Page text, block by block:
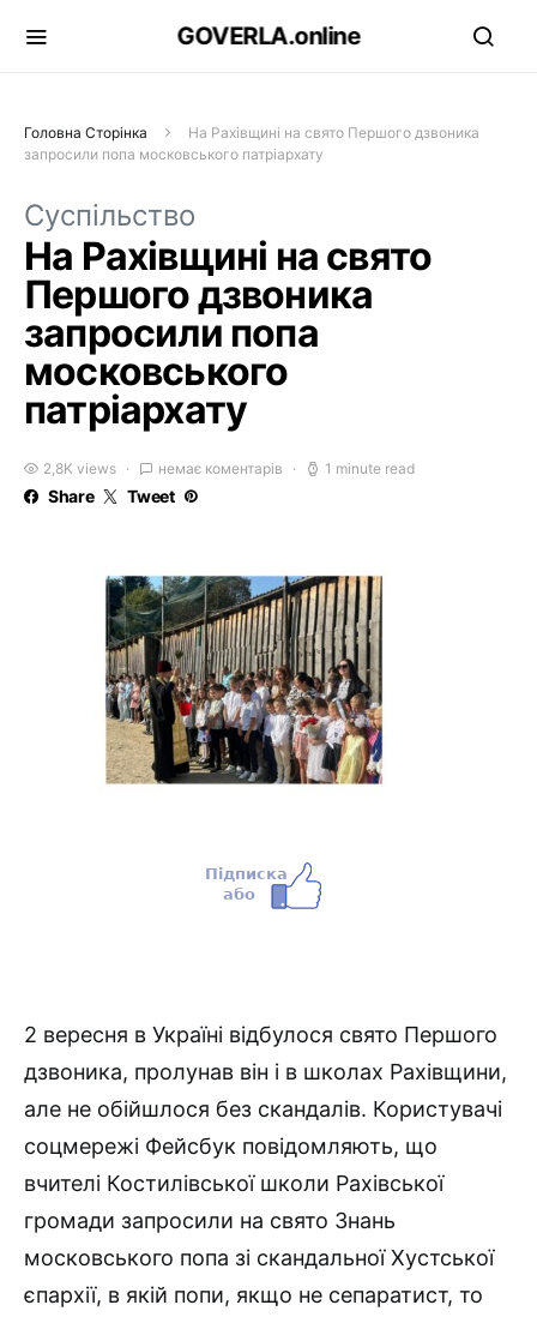
GOVERLA.online
Головна Сторінка
На Рахівщині на свято Першого дзвоника
запросили попа московського патріархату
Суспільство
На Рахівщині на свято
Першого дзвоника
запросили попа
московського
патріархату
2,8K views немає коментарів 1 minute read
Share Tweet
2 вересня в Україні відбулося свято Першого
дзвоника, пролунав він і в школах Рахівщини,
але не обійшлося без скандалів. Користувачі
соцмережі Фейсбук повідомляють, що
вчителі Костилівської школи Рахівської
громади запросили на свято Знань
московського попа зі скандальної Хустської
єпархії, в якій попи, якщо не сепаратист, то